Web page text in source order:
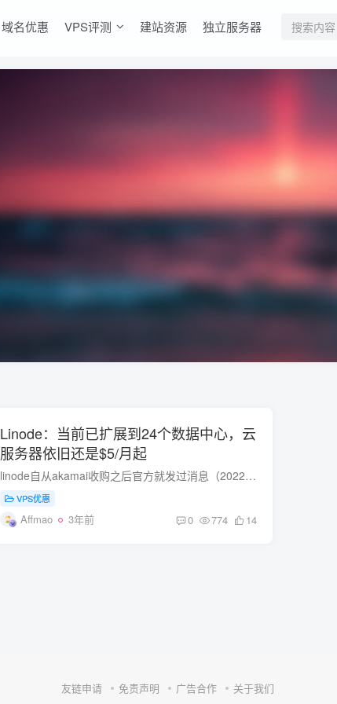
域名优惠 VPS评测 建站资源 独立服务器
Linode：当前已扩展到24个数据中心，云
服务器依旧还是$5/月起
linode自从akamai收购之后官方就发过消息（2022.8）要扩展更多的数据中心（至少23个），当前官方已经实现了这个承诺。当前，linode的云服务器的数据中心已经分布到了：亚特兰大、芝加哥、达拉斯...
VPS优惠
Affmao 3年前 0 774 14
友链申请 免责声明 广告合作 关于我们